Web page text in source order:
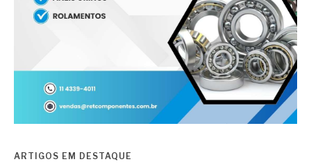
ARTIGOS EM DESTAQUE